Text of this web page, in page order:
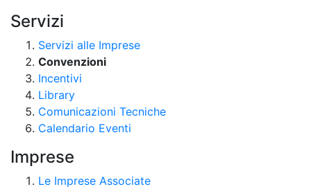
Servizi
Servizi alle Imprese
Convenzioni
Incentivi
Library
Comunicazioni Tecniche
Calendario Eventi
Imprese
Le Imprese Associate